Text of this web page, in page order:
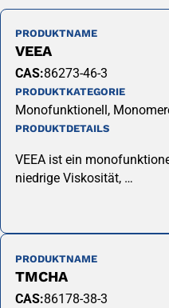
PRODUKTNAME
VEEA
CAS:86273-46-3
PRODUKTKATEGORIE
Monofunktionell,
PRODUKTDETAILS
VEEA ist ein
niedrige Viskosität, …
PRODUKTNAME
TMCHA
CAS:86178-38-3